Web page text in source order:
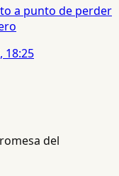
a punto de perder
18:25